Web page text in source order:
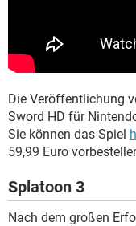
Die Veröffentlichung
Sword HD für
Sie können das Spiel
59,99 Euro
Splatoon 3
Nach dem großen